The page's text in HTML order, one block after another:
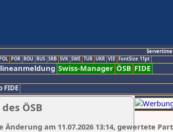
Servertime
POR ROU RUS SRB SVK SWE TUR UKR VIE FontSize:11pt
Swiss-Manager ÖSB FIDE
FIDE
ÖSB
Änderung am 11.07.2026 13:14, gewertete